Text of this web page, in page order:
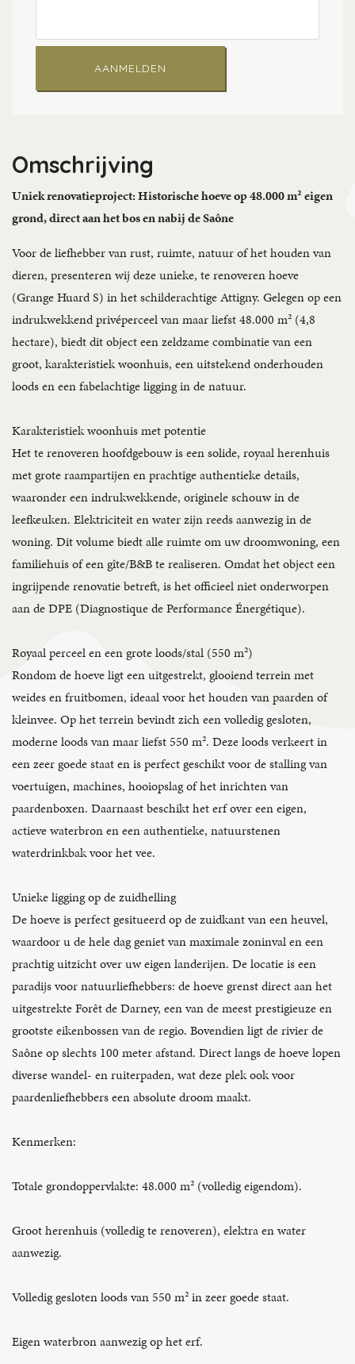
AANMELDEN
Omschrijving
Uniek renovatieproject: Historische hoeve op 48.000 m² eigen
grond, direct aan het bos en nabij de Saône
Voor de liefhebber van rust, ruimte, natuur of het houden van
dieren, presenteren wij deze unieke, te renoveren hoeve
(Grange Huard S) in het schilderachtige Attigny. Gelegen op een
indrukwekkend privéperceel van maar liefst 48.000 m² (4,8
hectare), biedt dit object een zeldzame combinatie van een
groot, karakteristiek woonhuis, een uitstekend onderhouden
loods en een fabelachtige ligging in de natuur.
Karakteristiek woonhuis met potentie
Het te renoveren hoofdgebouw is een solide, royaal herenhuis
met grote raampartijen en prachtige authentieke details,
waaronder een indrukwekkende, originele schouw in de
leefkeuken. Elektriciteit en water zijn reeds aanwezig in de
woning. Dit volume biedt alle ruimte om uw droomwoning, een
familiehuis of een gîte/B&B te realiseren. Omdat het object een
ingrijpende renovatie betreft, is het officieel niet onderworpen
aan de DPE (Diagnostique de Performance Énergétique).
Royaal perceel en een grote loods/stal (550 m²)
Rondom de hoeve ligt een uitgestrekt, glooiend terrein met
weides en fruitbomen, ideaal voor het houden van paarden of
kleinvee. Op het terrein bevindt zich een volledig gesloten,
moderne loods van maar liefst 550 m². Deze loods verkeert in
een zeer goede staat en is perfect geschikt voor de stalling van
voertuigen, machines, hooiopslag of het inrichten van
paardenboxen. Daarnaast beschikt het erf over een eigen,
actieve waterbron en een authentieke, natuurstenen
waterdrinkbak voor het vee.
Unieke ligging op de zuidhelling
De hoeve is perfect gesitueerd op de zuidkant van een heuvel,
waardoor u de hele dag geniet van maximale zoninval en een
prachtig uitzicht over uw eigen landerijen. De locatie is een
paradijs voor natuurliefhebbers: de hoeve grenst direct aan het
uitgestrekte Forêt de Darney, een van de meest prestigieuze en
grootste eikenbossen van de regio. Bovendien ligt de rivier de
Saône op slechts 100 meter afstand. Direct langs de hoeve lopen
diverse wandel- en ruiterpaden, wat deze plek ook voor
paardenliefhebbers een absolute droom maakt.
Kenmerken:
Totale grondoppervlakte: 48.000 m² (volledig eigendom).
Groot herenhuis (volledig te renoveren), elektra en water
aanwezig.
Volledig gesloten loods van 550 m² in zeer goede staat.
Eigen waterbron aanwezig op het erf.